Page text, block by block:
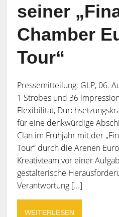
seiner
Chamber
Tour“
Pressemitteilung: GLP, 06.
1 Strobes und 36
Flexibilität,
für eine denkwürdige
Clan im Frühjahr mit der
Tour“ durch die Arenen
Kreativteam vor einer
gestalterische
Verantwortung [...]
WEITERLESEN